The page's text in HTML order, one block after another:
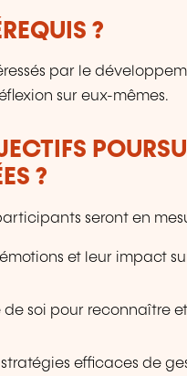
?
par le
sur eux-mêmes.
?
seront en
et leur impact
soi pour reconnaître
efficaces de